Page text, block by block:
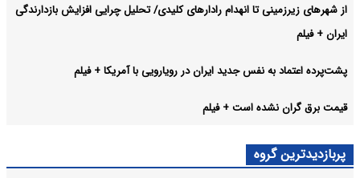
از شهرهای زیرزمینی تا انهدام رادارهای کلیدی/ تحلیل چرایی افزایش بازدارندگی
ایران + فیلم
پشت‌پرده اعتماد به نفس جدید ایران در رویارویی با آمریکا + فیلم
قیمت برق گران نشده است + فیلم
پربازدیدترین گروه